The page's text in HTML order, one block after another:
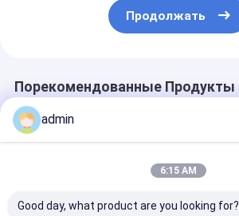
Продолжать
Порекомендованные Продукты
admin
6:15 AM
Good day, what product are you looking for?